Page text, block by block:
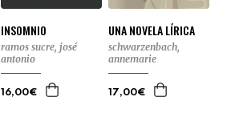
INSOMNIO
ramos sucre, josé
antonio
16,00€
UNA NOVELA LÍRICA
schwarzenbach,
annemarie
17,00€